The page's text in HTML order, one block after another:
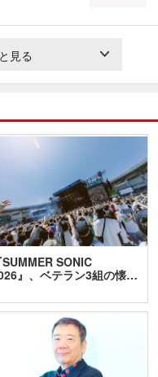
見る
SUMMER SONIC
』、ベテラン3組の懐…